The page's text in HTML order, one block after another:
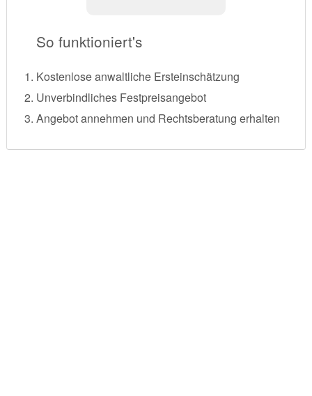
So funktioniert's
Kostenlose anwaltliche Ersteinschätzung
Unverbindliches Festpreisangebot
Angebot annehmen und Rechtsberatung erhalten